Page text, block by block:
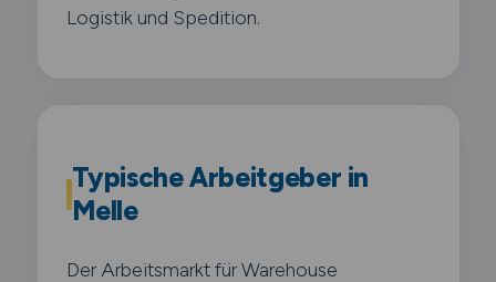
Logistik und Spedition.
Typische Arbeitgeber in
Melle
Der Arbeitsmarkt für Warehouse